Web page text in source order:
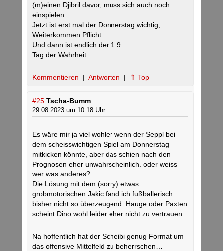
(m)einen Djibril davor, muss sich auch noch
einspielen.
Jetzt ist erst mal der Donnerstag wichtig,
Weiterkommen Pflicht.
Und dann ist endlich der 1.9.
Tag der Wahrheit.
Kommentieren | Antworten | ⇑ Top
#25 Tscha-Bumm
29.08.2023 um 10:18 Uhr
Es wäre mir ja viel wohler wenn der Seppl bei
dem scheisswichtigen Spiel am Donnerstag
mitkicken könnte, aber das schien nach den
Prognosen eher unwahrscheinlich, oder weiss
wer was anderes?
Die Lösung mit dem (sorry) etwas
grobmotorischen Jakic fand ich fußballerisch
bisher nicht so überzeugend. Hauge oder Paxten
scheint Dino wohl leider eher nicht zu vertrauen.
Na hoffentlich hat der Scheibi genug Format um
das offensive Mittelfeld zu beherrschen…